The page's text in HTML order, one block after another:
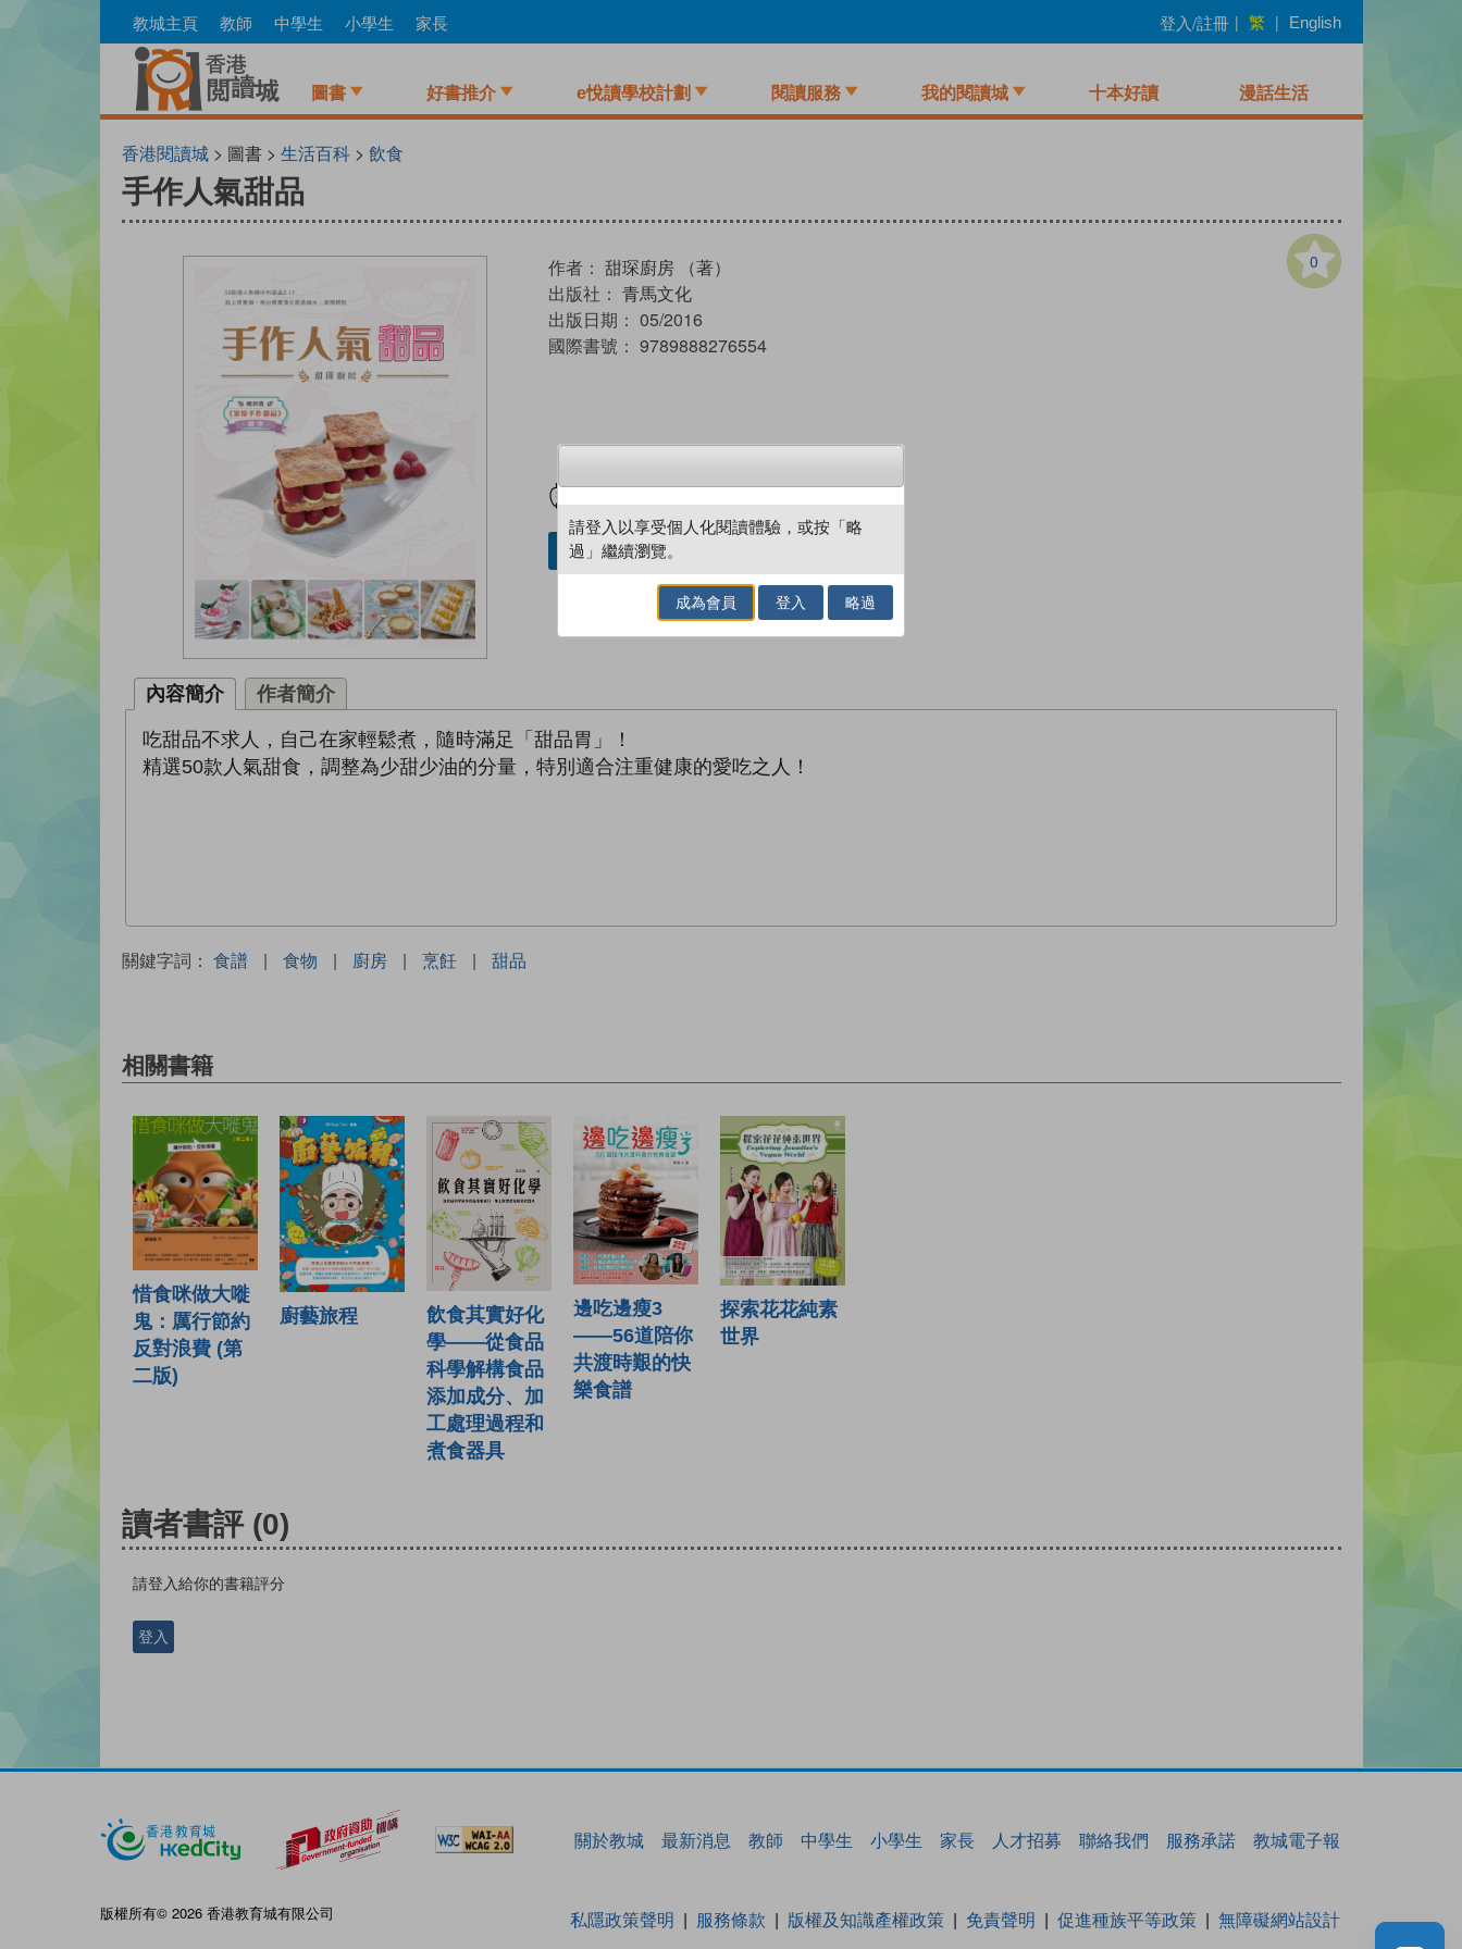
to
教城主頁 教師 中學生 小學生 家長 登入/註冊 | 繁 | English
圖書 好書推介 e悅讀學校計劃 閱讀服務 我的閱讀城 十本好讀 漫話生活
香港閱讀城> 圖書 > 生活百科> 飲食
手作人氣甜品
0
作者： 甜琛廚房 （著）
出版社： 青馬文化
出版日期： 05/2016
國際書號： 9789888276554
借閱實體書
內容簡介 作者簡介
吃甜品不求人，自己在家輕鬆煮，隨時滿足「甜品胃」！
精選50款人氣甜食，調整為少甜少油的分量，特別適合注重健康的愛吃之人！
關鍵字詞： 食譜 | 食物 | 廚房 | 烹飪 | 甜品
相關書籍
惜食咪做大嘥
鬼：厲行節約
反對浪費 (第
二版)
廚藝旅程
飲食其實好化
學——從食品
科學解構食品
添加成分、加
工處理過程和
煮食器具
邊吃邊瘦3
——56道陪你
共渡時艱的快
樂食譜
探索花花純素
世界
讀者書評 (0)
請登入給你的書籍評分
登入
關於教城 最新消息 教師 中學生 小學生 家長 人才招募 聯絡我們 服務承諾 教城電子報
版權所有© 2026 香港教育城有限公司 私隱政策聲明 服務條款 版權及知識產權政策 免責聲明 促進種族平等政策 無障礙網站設計
請登入以享受個人化閱讀體驗，或按「略
過」繼續瀏覽。
成為會員 登入 略過